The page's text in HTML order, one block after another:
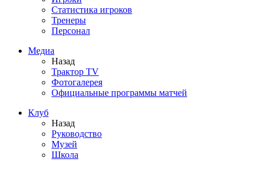
Статистика игроков
Тренеры
Персонал
Медиа
Назад
Трактор TV
Фотогалерея
Официальные программы матчей
Клуб
Назад
Руководство
Музей
Школа